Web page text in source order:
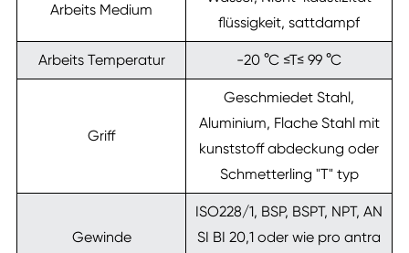
Arbeits Medium
flüssigkeit, sattdampf
Arbeits Temperatur -20 °C ≤T≤ 99 °C
Griff
Geschmiedet Stahl,
Aluminium, Flache Stahl mit
kunststoff abdeckung oder
Schmetterling "T" typ
Gewinde
ISO228/1, BSP, BSPT, NPT, AN
SI BI 20,1 oder wie pro antra